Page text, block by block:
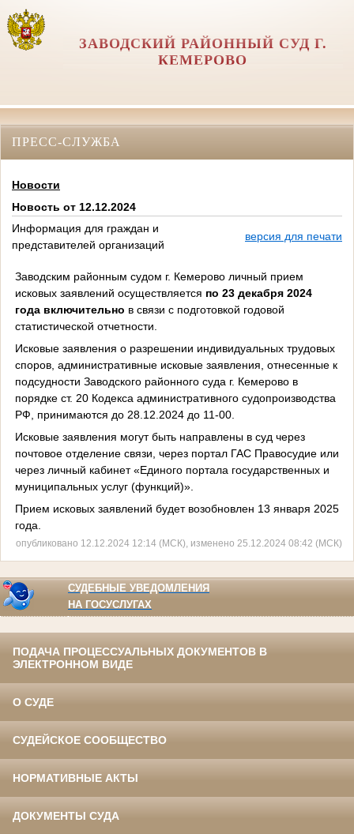
ЗАВОДСКИЙ РАЙОННЫЙ СУД Г.
КЕМЕРОВО
ПРЕСС-СЛУЖБА
Новости
Новость от 12.12.2024
Информация для граждан и
представителей организаций
версия для печати
Заводским районным судом г. Кемерово личный прием
исковых заявлений осуществляется по 23 декабря 2024
года включительно в связи с подготовкой годовой
статистической отчетности.
Исковые заявления о разрешении индивидуальных трудовых
споров, административные исковые заявления, отнесенные к
подсудности Заводского районного суда г. Кемерово в
порядке ст. 20 Кодекса административного судопроизводства
РФ, принимаются до 28.12.2024 до 11-00.
Исковые заявления могут быть направлены в суд через
почтовое отделение связи, через портал ГАС Правосудие или
через личный кабинет «Единого портала государственных и
муниципальных услуг (функций)».
Прием исковых заявлений будет возобновлен 13 января 2025
года.
опубликовано 12.12.2024 12:14 (МСК), изменено 25.12.2024 08:42 (МСК)
СУДЕБНЫЕ УВЕДОМЛЕНИЯ
НА ГОСУСЛУГАХ
ПОДАЧА ПРОЦЕССУАЛЬНЫХ ДОКУМЕНТОВ В
ЭЛЕКТРОННОМ ВИДЕ
О СУДЕ
СУДЕЙСКОЕ СООБЩЕСТВО
НОРМАТИВНЫЕ АКТЫ
ДОКУМЕНТЫ СУДА